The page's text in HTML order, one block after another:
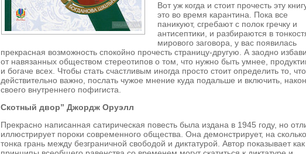
Вот уж когда и стоит прочесть эту
это во время карантина. Пока все
паникуют, сгребают с полок гречку и
антисептики, и разбираются в
мирового заговора, у вас появилась
прекрасная возможность спокойно прочесть страницу-другую. А заодно
от навязанных обществом стереотипов о том, что нужно быть умнее,
и богаче всех. Чтобы стать счастливым иногда просто стоит определить то,
действительно важно, послать чужое мнение куда подальше и включить,
своего внутреннего пофигиста.
Скотный двор” Джордж Оруэлл
Прекрасно написанная сатирическая повесть была издана в 1945 году, но
иллюстрирует пороки современного общества. Она демонстрирует, на сколько
тонка грань между безграничной свободой и диктатурой. Автор показывает как